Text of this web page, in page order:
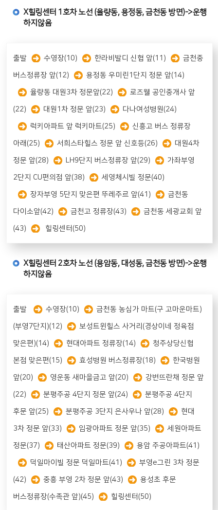
X힐링센터 1호차 노선 (율량동, 용정동, 금천동 방면)->운행
하지않음
출발 수영장(10) 한라비발디 신협 앞(11) 금천중
버스정류장 앞(12) 용정동 우미린1단지 정문 앞(14)
율량동 대원3차 정문앞(22) 로즈웰 공인중개사 앞
(22) 대원1차 정문 앞(23) 다나여성병원(24)
럭키아파트 앞 럭키마트(25) 신흥고 버스 정류장
아래(25) 서희스타힐스 정문 앞 신호등(26) 대원4차
정문 앞(28) LH9단지 버스정류장 앞(29) 가좌부영
2단지 CU편의점 앞(38) 세영체시빌 정문(40)
장자부영 5단지 맞은편 뚜레주르 앞(41) 금천동
다이소앞(42) 금천고 정류장(43) 금천동 세광교회 앞
(43) 힐링센터(50)
X힐링센터 2호차 노선 (용암동, 대성동, 금천동 방면)->운행
하지않음
출발 수영장(10) 금천동 농심가 마트(구 고마운마트)
(부영7단지)(12) 보성트윈힐스 사거리(경상이네 정육점
맞은편)(14) 현대아파트 정류장(14) 청주상당신협
본점 맞은편(15) 효성병원 버스정류장(18) 한국병원
앞(20) 영운동 새마을금고 앞(20) 강변뜨란채 정문 앞
(22) 분평주공 4단지 정문 앞(24) 분평주공 4단지
후문 앞(25) 분평주공 3단지 은사우나 앞(28) 현대
3차 정문 앞(33) 임광아파트 정문 앞(35) 세원아파트
정문(37) 태산아파트 정문(39) 용암 주공아파트(41)
덕일마이빌 정문 덕일마트(41) 부영e그린 3차 정문
(42) 중흥 부영 2차 정문 앞(43) 용성초 후문
버스정류장(수족관 앞)(45) 힐링센터(50)